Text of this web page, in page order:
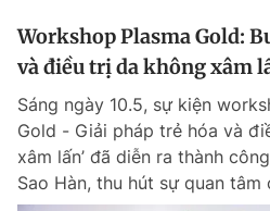
Tổng thư ký tòa soạn: Đức Trung
Giấy phép xuất bản số 110/GP -
© 2003-2026 Bản quyền thuộc về
dưới mọi hình thức nếu không có sự
Phát triển bởi ePi Technologies, JSC.
Workshop Plasma Gold:
và điều trị da không xâm
Sáng ngày 10.5, sự kiện
Gold - Giải pháp trẻ hóa và
xâm lấn’ đã diễn ra thành
Sao Hàn, thu hút sự quan tâm